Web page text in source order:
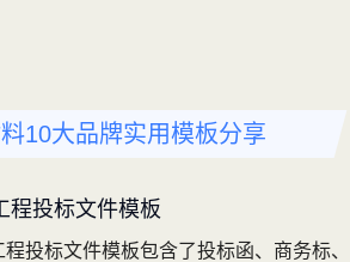
10大品牌实用模板分享
程投标文件模板
投标文件模板包含了投标函、商务标、